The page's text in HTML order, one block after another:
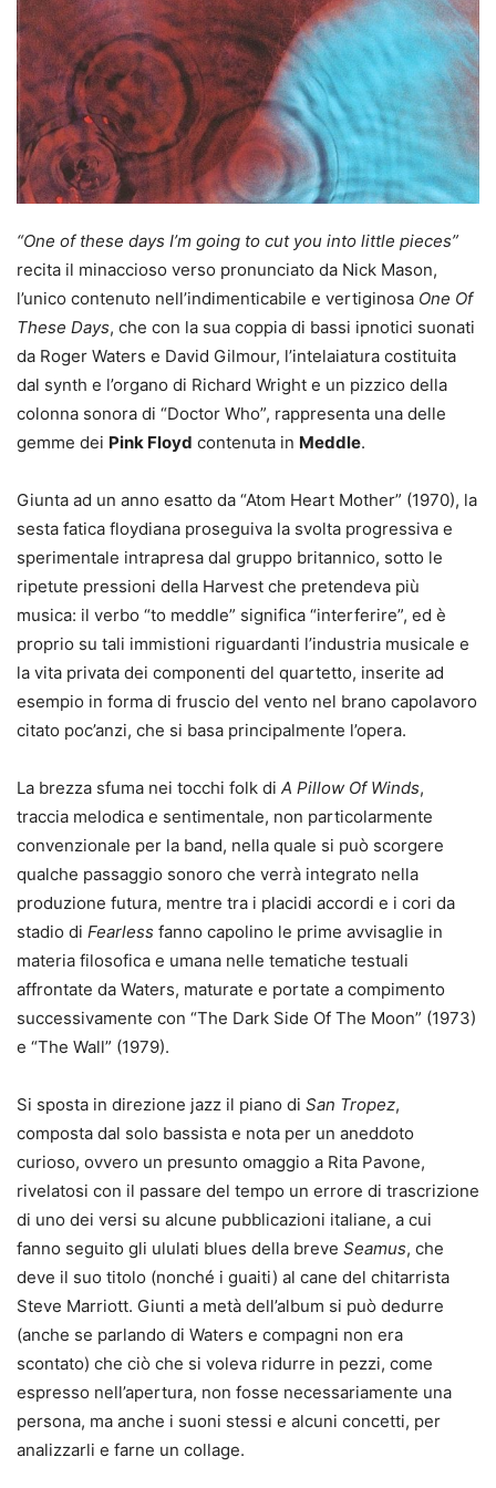
“One of these days I’m going to cut you into little pieces”
recita il minaccioso verso pronunciato da Nick Mason,
l’unico contenuto nell’indimenticabile e vertiginosa One Of
These Days, che con la sua coppia di bassi ipnotici suonati
da Roger Waters e David Gilmour, l’intelaiatura costituita
dal synth e l’organo di Richard Wright e un pizzico della
colonna sonora di “Doctor Who”, rappresenta una delle
gemme dei Pink Floyd contenuta in Meddle.
Giunta ad un anno esatto da “Atom Heart Mother” (1970), la
sesta fatica floydiana proseguiva la svolta progressiva e
sperimentale intrapresa dal gruppo britannico, sotto le
ripetute pressioni della Harvest che pretendeva più
musica: il verbo “to meddle” significa “interferire”, ed è
proprio su tali immistioni riguardanti l’industria musicale e
la vita privata dei componenti del quartetto, inserite ad
esempio in forma di fruscio del vento nel brano capolavoro
citato poc’anzi, che si basa principalmente l’opera.
La brezza sfuma nei tocchi folk di A Pillow Of Winds,
traccia melodica e sentimentale, non particolarmente
convenzionale per la band, nella quale si può scorgere
qualche passaggio sonoro che verrà integrato nella
produzione futura, mentre tra i placidi accordi e i cori da
stadio di Fearless fanno capolino le prime avvisaglie in
materia filosofica e umana nelle tematiche testuali
affrontate da Waters, maturate e portate a compimento
successivamente con “The Dark Side Of The Moon” (1973)
e “The Wall” (1979).
Si sposta in direzione jazz il piano di San Tropez,
composta dal solo bassista e nota per un aneddoto
curioso, ovvero un presunto omaggio a Rita Pavone,
rivelatosi con il passare del tempo un errore di trascrizione
di uno dei versi su alcune pubblicazioni italiane, a cui
fanno seguito gli ululati blues della breve Seamus, che
deve il suo titolo (nonché i guaiti) al cane del chitarrista
Steve Marriott. Giunti a metà dell’album si può dedurre
(anche se parlando di Waters e compagni non era
scontato) che ciò che si voleva ridurre in pezzi, come
espresso nell’apertura, non fosse necessariamente una
persona, ma anche i suoni stessi e alcuni concetti, per
analizzarli e farne un collage.